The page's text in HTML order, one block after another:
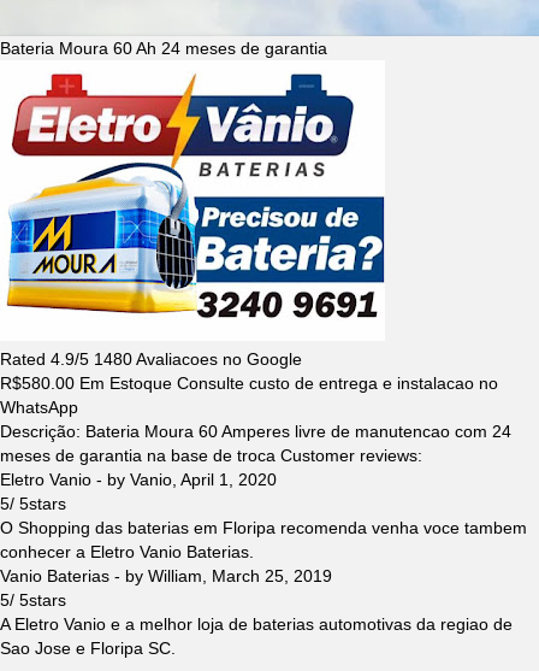
Bateria Moura 60 Ah 24 meses de garantia
Rated 4.9/5 1480Avaliacoes no Google
R$580.00 Em Estoque Consulte custo de entrega e instalacao no
WhatsApp
Descrição: Bateria Moura 60 Amperes livre de manutencao com 24
meses de garantia na base de troca Customer reviews:
Eletro Vanio - by Vanio April 1, 2020
5/ 5stars
O Shopping das baterias em Floripa recomenda venha voce tambem
conhecer a Eletro Vanio Baterias.
Vanio Baterias - by William
March 25, 2019
5/ 5stars
A Eletro Vanio e a melhor loja de baterias automotivas da regiao de
Sao Jose e Floripa SC.